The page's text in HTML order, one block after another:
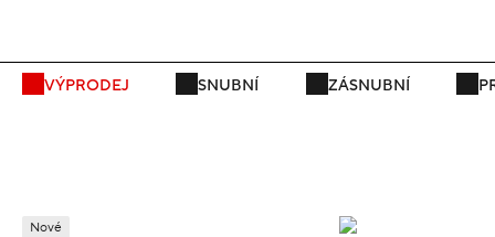
VÝPRODEJ SNUBNÍ ZÁSNUBNÍ
Nové